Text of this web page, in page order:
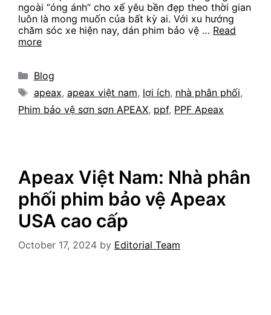
ngoài “óng ánh” cho xế yêu bền đẹp theo thời gian
luôn là mong muốn của bất kỳ ai. Với xu hướng
chăm sóc xe hiện nay, dán phim bảo vệ … Read
more
Categories
Blog
Tags
apeax, apeax việt nam, lợi ích, nhà phân phối,
Phim bảo vệ sơn sơn APEAX, ppf, PPF Apeax
Apeax Việt Nam: Nhà phân
phối phim bảo vệ Apeax
USA cao cấp
October 17, 2024 by Editorial Team